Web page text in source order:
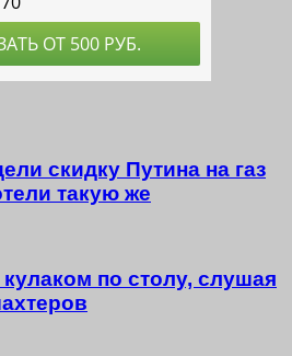
скидку Путина на газ
такую же
по столу, слушая